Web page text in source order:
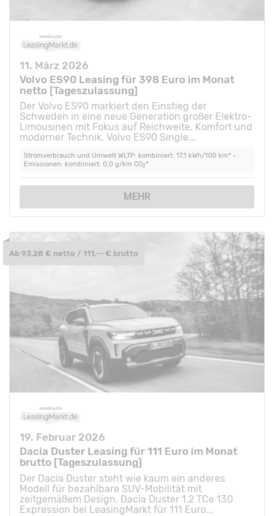
11. März 2026
Volvo ES90 Leasing für 398 Euro im Monat
netto [Tageszulassung]
Der Volvo ES90 markiert den Einstieg der
Schweden in eine neue Generation großer Elektro-
Limousinen mit Fokus auf Reichweite, Komfort und
moderner Technik. Volvo ES90 Single...
Stromverbrauch und Umwelt WLTP: kombiniert: 17,1 kWh/100 km* •
Emissionen: kombiniert: 0,0 g/km CO2*
MEHR
19. Februar 2026
Dacia Duster Leasing für 111 Euro im Monat
brutto [Tageszulassung]
Der Dacia Duster steht wie kaum ein anderes
Modell für bezahlbare SUV-Mobilität mit
zeitgemäßem Design. Dacia Duster 1.2 TCe 130
Expression bei LeasingMarkt für 111 Euro...
Ab 93,28 € netto / 111,-- € brutto